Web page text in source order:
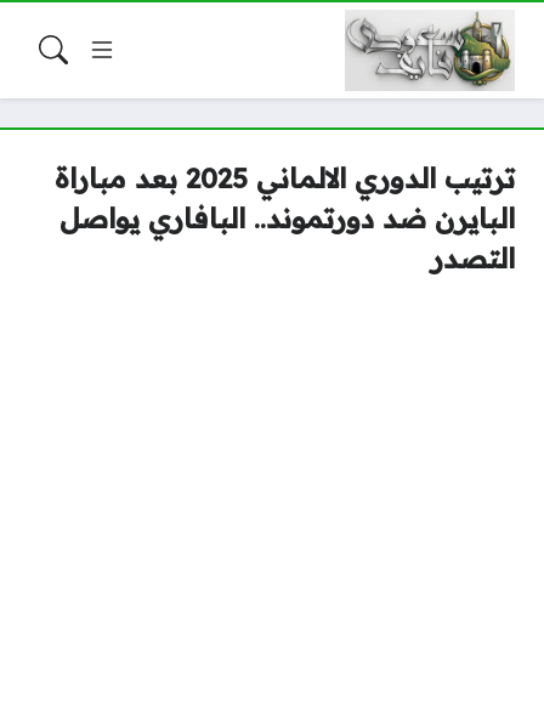
ترتيب الدوري الالماني 2025 بعد مباراة
البايرن ضد دورتموند.. البافاري يواصل
التصدر